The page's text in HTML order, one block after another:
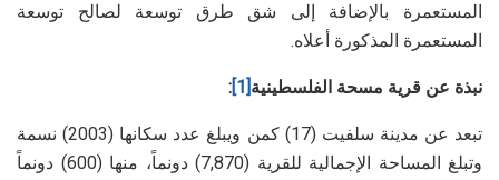
المستعمرة بالإضافة إلى شق طرق توسعة لصالح توسعة
المستعمرة المذكورة أعلاه.
نبذة عن قرية مسحة الفلسطينية [1]
:
تبعد عن مدينة سلفيت (17) كمن ويبلغ عدد سكانها (2003) نسمة
وتبلغ المساحة الإجمالية للقرية (7,870) دونماً، منها (600) دونماً